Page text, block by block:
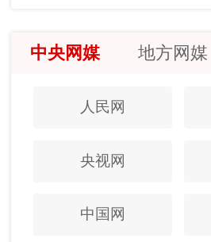
中央网媒 地方网媒
人民网
央视网
中国网